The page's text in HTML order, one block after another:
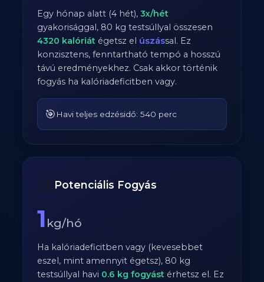
Egy hónap alatt (4 hét),3x/hét
gyakorisággal, 80 kg testsúllyal összesen
4320 kalóriát égetsz el úszással. Ez
konzisztens, fenntartható tempó a hosszú
távú eredményekhez. Csak akkor történik
fogyás ha kalóriadeficitben vagy.
🎯 Havi teljes edzésidő: 540 perc
⚖️ Potenciális Fogyás
1 kg/hó
Ha kalóriadeficitben vagy (kevesebbet
eszel, mint amennyit égetsz), 80 kg
testsúllyal havi 0.6 kg fogyást érhetsz el. Ez